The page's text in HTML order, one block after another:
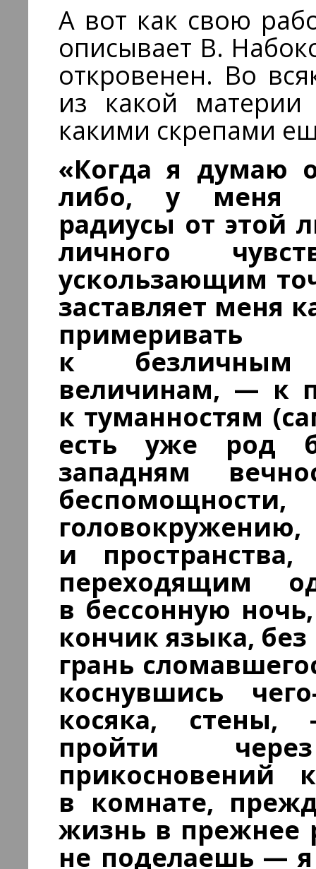
А вот как свою
описывает В.
откровенен. Во
из какой материи
какими скрепами
«Когда я думаю
либо, у меня
радиусы от этой
личного
ускользающим
заставляет меня
к
величинам, — к
к туманностям
есть уже род
западням
и
переходящим
в бессонную
кончик языка,
грань
коснувшись
косяка,
пройти
прикосновений
в комнате,
жизнь в прежнее
не поделаешь —